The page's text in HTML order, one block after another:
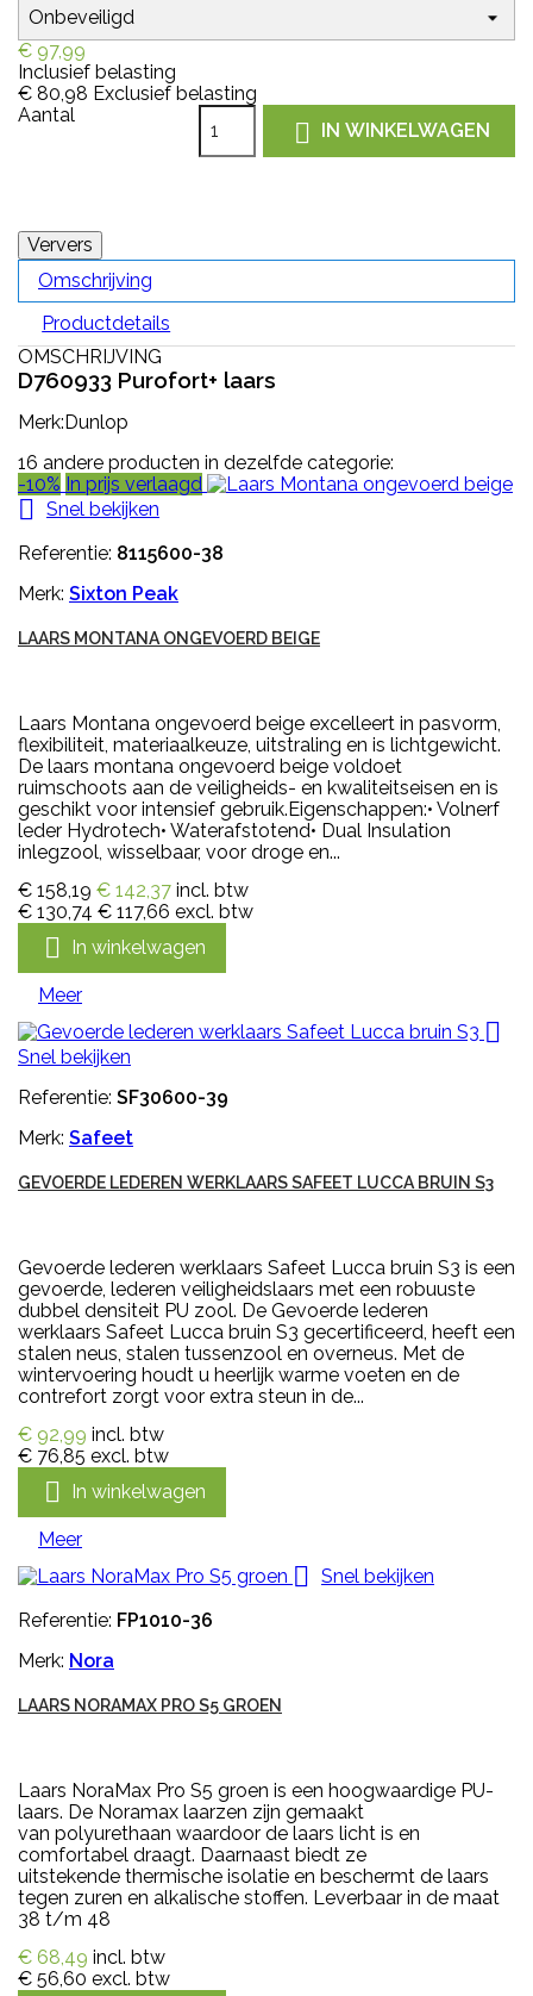
€ 97,99
Inclusief belasting
€ 80,98 Exclusief belasting
Aantal
 IN WINKELWAGEN
Omschrijving
Productdetails
OMSCHRIJVING
D760933 Purofort+ laars
Merk:Dunlop
16 andere producten in dezelfde categorie:
-10% In prijs verlaagd

Snel bekijken
Referentie: 8115600-38
Merk: Sixton Peak
LAARS MONTANA ONGEVOERD BEIGE
Laars Montana ongevoerd beige excelleert in pasvorm,
flexibiliteit, materiaalkeuze, uitstraling en is lichtgewicht.
De laars montana ongevoerd beige voldoet
ruimschoots aan de veiligheids- en kwaliteitseisen en is
geschikt voor intensief gebruik.Eigenschappen:• Volnerf
leder Hydrotech• Waterafstotend• Dual Insulation
inlegzool, wisselbaar, voor droge en...
€ 158,19 € 142,37 incl. btw
€ 130,74 € 117,66 excl. btw
 In winkelwagen
Meer

Snel bekijken
Referentie: SF30600-39
Merk: Safeet
GEVOERDE LEDEREN WERKLAARS SAFEET LUCCA BRUIN S3
Gevoerde lederen werklaars Safeet Lucca bruin S3 is een
gevoerde, lederen veiligheidslaars met een robuuste
dubbel densiteit PU zool. De Gevoerde lederen
werklaars Safeet Lucca bruin S3 gecertificeerd, heeft een
stalen neus, stalen tussenzool en overneus. Met de
wintervoering houdt u heerlijk warme voeten en de
contrefort zorgt voor extra steun in de...
€ 92,99 incl. btw
€ 76,85 excl. btw
 In winkelwagen
Meer

Snel bekijken
Referentie: FP1010-36
Merk: Nora
LAARS NORAMAX PRO S5 GROEN
Laars NoraMax Pro S5 groen is een hoogwaardige PU-
laars. De Noramax laarzen zijn gemaakt
van polyurethaan waardoor de laars licht is en
comfortabel draagt. Daarnaast biedt ze
uitstekende thermische isolatie en beschermt de laars
tegen zuren en alkalische stoffen. Leverbaar in de maat
38 t/m 48
€ 68,49 incl. btw
€ 56,60 excl. btw